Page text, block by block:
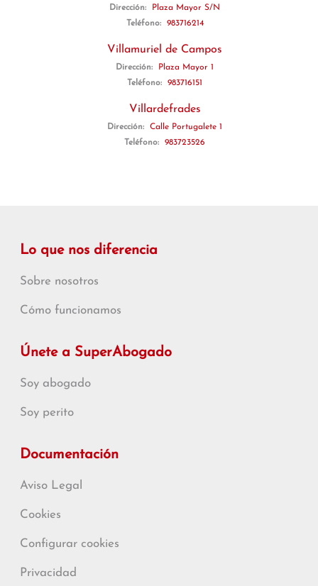
Dirección:
Plaza Mayor S/N
Teléfono:
983716214
Villamuriel de Campos
Dirección:
Plaza Mayor 1
Teléfono:
983716151
Villardefrades
Dirección:
Calle Portugalete 1
Teléfono:
983723526
Lo que nos diferencia
Sobre nosotros
Cómo funcionamos
Únete a SuperAbogado
Soy abogado
Soy perito
Documentación
Aviso Legal
Cookies
Configurar cookies
Privacidad